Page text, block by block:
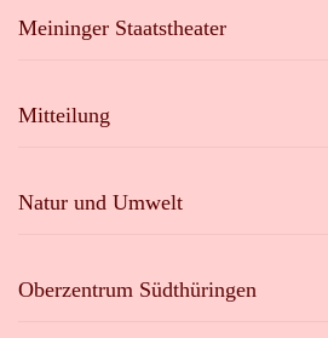
Meininger Staatstheater
Mitteilung
Natur und Umwelt
Oberzentrum Südthüringen